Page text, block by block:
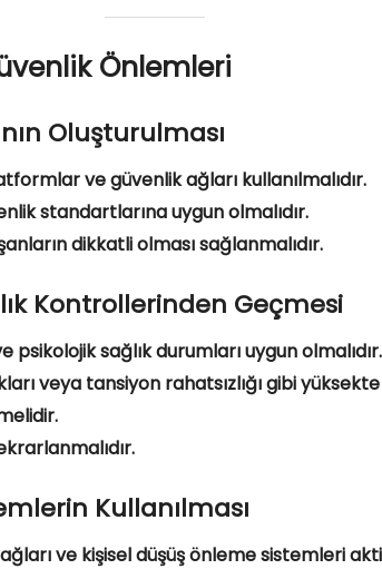
Önlemleri
Oluşturulması
ve güvenlik ağları kullanılmalıdır.
standartlarına uygun olmalıdır.
dikkatli olması sağlanmalıdır.
Kontrollerinden Geçmesi
psikolojik sağlık durumları uygun olmalıdır.
veya tansiyon rahatsızlığı gibi
Kullanılması
ve kişisel düşüş önleme sistemleri